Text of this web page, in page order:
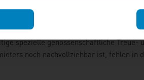
im Oktober 2013 mit den
des Vermieters nur unter erschwerten
9. Mai 2012 entschiedenen Fall um eine
spezielle genossenschaftliche Treue-
noch nachvollziehbar ist, fehlen in